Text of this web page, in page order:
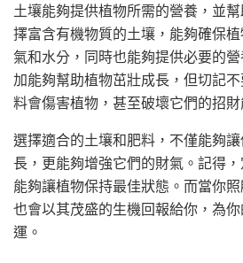
土壤能夠提供植物所需的營養，並
擇富含有機物質的土壤，能夠確保
氣和水分，同時也能夠提供必要的
加能夠幫助植物茁壯成長，但切記
料會傷害植物，甚至破壞它們的招財
選擇適合的土壤和肥料，不僅能夠
長，更能夠增強它們的財氣。記得
能夠讓植物保持最佳狀態。而當你
也會以其茂盛的生機回報給你，為
運。